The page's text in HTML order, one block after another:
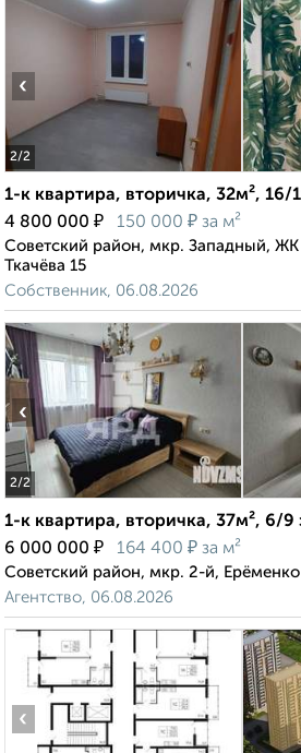
2/2
‹
1-к квартира, вторичка, 32м², 16/
4 800 000 ₽ 150 000 ₽ за м²
Советский район, мкр. Западный, ЖК
Ткачёва 15
Собственник, 06.08.2026
2/2
‹
1-к квартира, вторичка, 37м², 6/9
6 000 000 ₽ 164 400 ₽ за м²
Советский район, мкр. 2-й, Ерёменко
Агентство, 06.08.2026
‹